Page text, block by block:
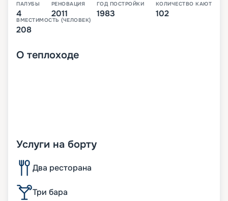
ПАЛУБЫ
4
РЕНОВАЦИЯ
2011
ГОД ПОСТРОЙКИ
1983
КОЛИЧЕСТВО КАЮТ
102
ВМЕСТИМОСТЬ (ЧЕЛОВЕК)
208
О теплоходе
Услуги на борту
Два ресторана
Три бара